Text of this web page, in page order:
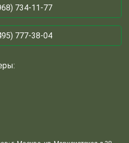
734-11-77
777-38-04